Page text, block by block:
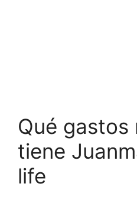
Qué gastos
tiene
life